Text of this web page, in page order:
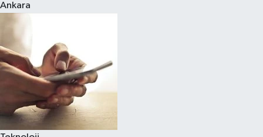
Ankara